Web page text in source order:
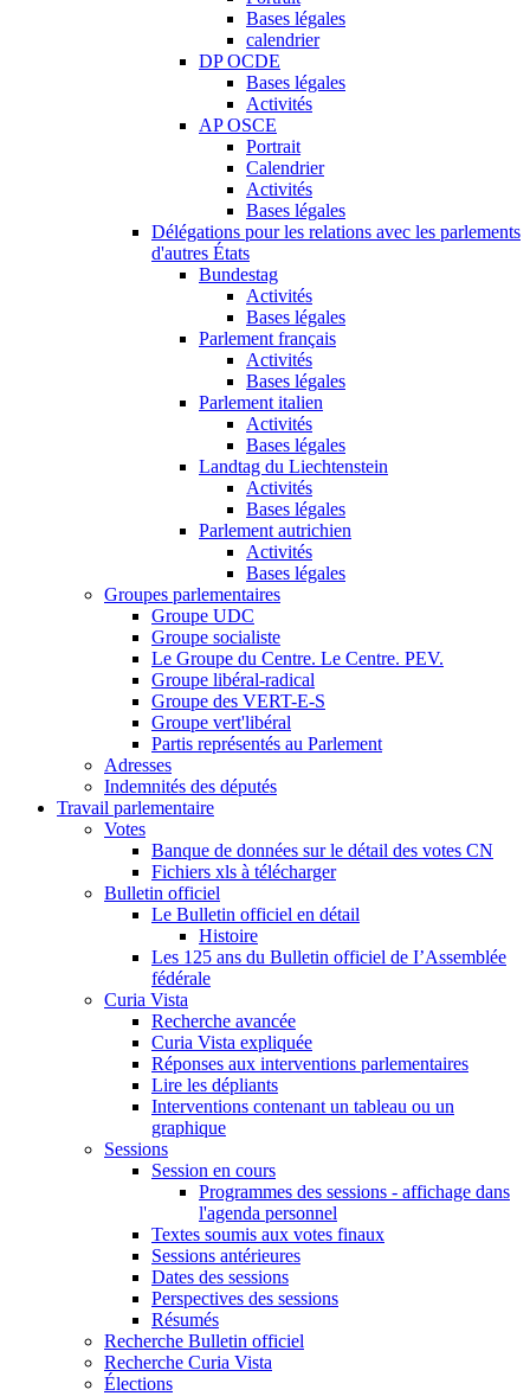
Bases légales
calendrier
DP OCDE
Bases légales
Activités
AP OSCE
Portrait
Calendrier
Activités
Bases légales
Délégations pour les relations avec les parlements
d'autres États
Bundestag
Activités
Bases légales
Parlement français
Activités
Bases légales
Parlement italien
Activités
Bases légales
Landtag du Liechtenstein
Activités
Bases légales
Parlement autrichien
Activités
Bases légales
Groupes parlementaires
Groupe UDC
Groupe socialiste
Le Groupe du Centre. Le Centre. PEV.
Groupe libéral-radical
Groupe des VERT-E-S
Groupe vert'libéral
Partis représentés au Parlement
Adresses
Indemnités des députés
Travail parlementaire
Votes
Banque de données sur le détail des votes CN
Fichiers xls à télécharger
Bulletin officiel
Le Bulletin officiel en détail
Histoire
Les 125 ans du Bulletin officiel de I’Assemblée
fédérale
Curia Vista
Recherche avancée
Curia Vista expliquée
Réponses aux interventions parlementaires
Lire les dépliants
Interventions contenant un tableau ou un
graphique
Sessions
Session en cours
Programmes des sessions - affichage dans
l'agenda personnel
Textes soumis aux votes finaux
Sessions antérieures
Dates des sessions
Perspectives des sessions
Résumés
Recherche Bulletin officiel
Recherche Curia Vista
Élections